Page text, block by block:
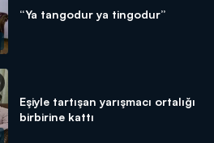
“Ya tangodur ya tingodur”
Eşiyle tartışan yarışmacı ortalığı
birbirine kattı